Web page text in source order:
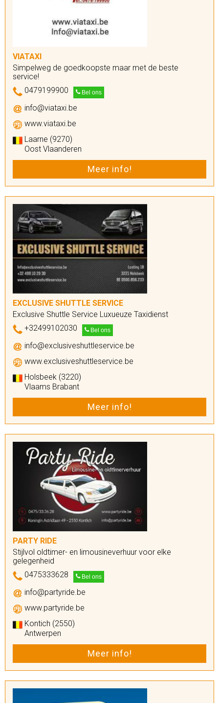
VIATAXI
Simpelweg de goedkoopste maar met de beste
service!
0479199900
Bel ons
info@viataxi.be
www.viataxi.be
Laarne (9270)
Oost Vlaanderen
Meer info!
EXCLUSIVE SHUTTLE SERVICE
Exclusive Shuttle Service Luxueuze Taxidienst
+32499102030
Bel ons
info@exclusiveshuttleservice.be
www.exclusiveshuttleservice.be
Holsbeek (3220)
Vlaams Brabant
Meer info!
PARTY RIDE
Stijlvol oldtimer- en limousineverhuur voor elke
gelegenheid
0475333628
Bel ons
info@partyride.be
www.partyride.be
Kontich (2550)
Antwerpen
Meer info!